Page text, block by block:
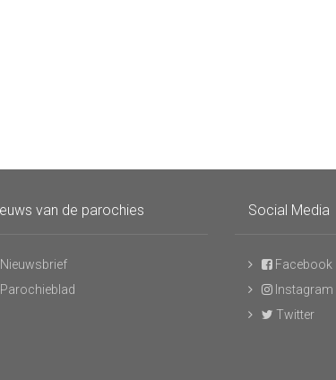
van de parochies
Nieuwsbrief
Parochieblad
Social Media
Facebook
Instagram
Twitter